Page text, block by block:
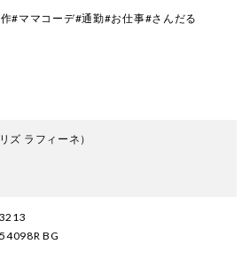
#ママコーデ#通勤#お仕事#さんだる
リズ ラフィーネ）
BG